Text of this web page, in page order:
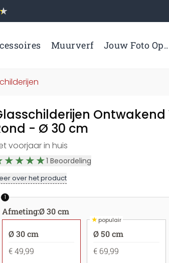
Muurverf Jouw Foto
- Ø 30 cm
voorjaar in huis
1 Beoordeling
over het product
1
Afmeting:Ø 30 cm
Ø 30 cm
€ 49,99
★populair
Ø 50 cm
€ 69,99